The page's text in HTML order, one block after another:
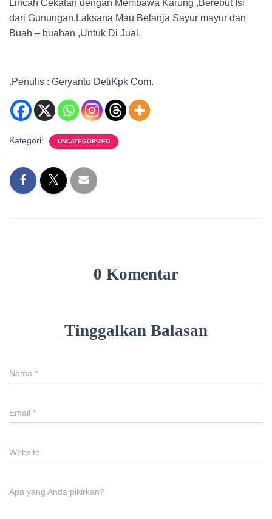
Lincah Cekatan dengan Membawa Karung ,Berebut Isi
dari Gunungan.Laksana Mau Belanja Sayur mayur dan
Buah – buahan ,Untuk Di Jual.
.Penulis : Geryanto DetiKpk Com.
Kategori: UNCATEGORIZED
0 Komentar
Tinggalkan Balasan
Nama *
Email *
Website
Apa yang Anda pikirkan?